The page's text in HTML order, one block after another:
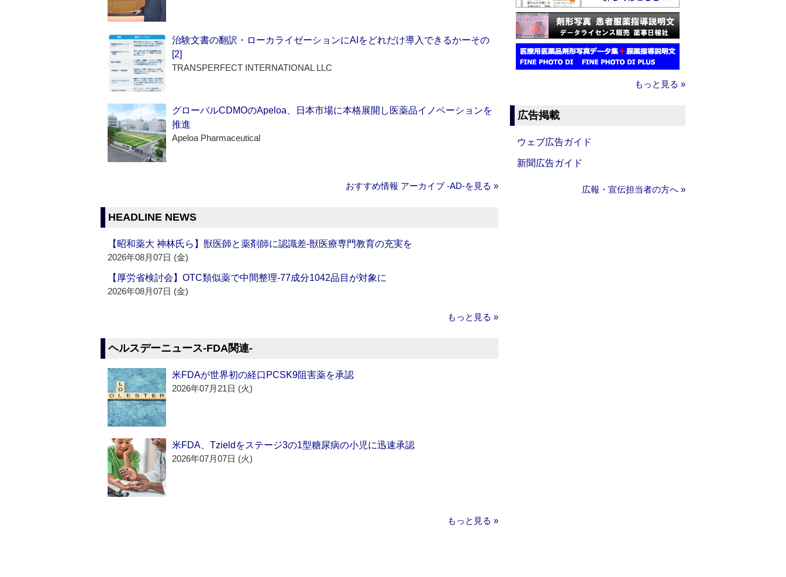
治験文書の翻訳・ローカライゼーションにAIをどれだけ導入できるかーその
[2]
TRANSPERFECT INTERNATIONAL LLC
グローバルCDMOのApeloa、日本市場に本格展開し医薬品イノベーションを
推進
Apeloa Pharmaceutical
おすすめ情報 アーカイブ ‐AD‐を見る »
HEADLINE NEWS
【昭和薬大 神林氏ら】獣医師と薬剤師に認識差‐獣医療専門教育の充実を
2026年08月07日 (金)
【厚労省検討会】OTC類似薬で中間整理‐77成分1042品目が対象に
2026年08月07日 (金)
もっと見る »
ヘルスデーニュース‐FDA関連‐
米FDAが世界初の経口PCSK9阻害薬を承認
2026年07月21日 (火)
米FDA、Tzieldをステージ3の1型糖尿病の小児に迅速承認
2026年07月07日 (火)
もっと見る »
もっと見る »
広告掲載
ウェブ広告ガイド
新聞広告ガイド
広報・宣伝担当者の方へ »